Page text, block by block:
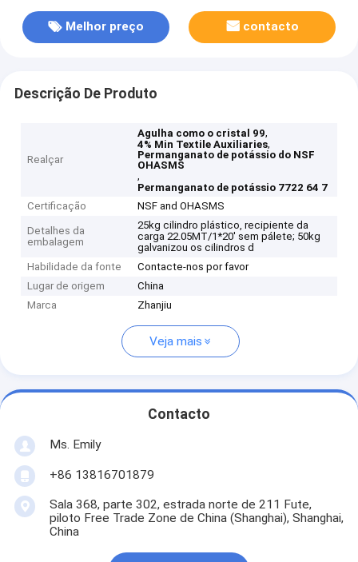
Melhor preço contacto
Descrição De Produto
Realçar
Agulha como o cristal 99,
4% Min Textile Auxiliaries,
Permanganato de potássio do NSF
OHASMS
,
Permanganato de potássio 7722 64 7
Certificação
NSF and OHASMS
Detalhes da
embalagem
25kg cilindro plástico, recipiente da
carga 22.05MT/1*20' sem pálete; 50kg
galvanizou os cilindros d
Habilidade da fonte
Contacte-nos por favor
Lugar de origem
China
Marca
Zhanjiu
Veja mais
Contacto
Ms. Emily
+86 13816701879
Sala 368, parte 302, estrada norte de 211 Fute,
piloto Free Trade Zone de China (Shanghai), Shanghai,
China